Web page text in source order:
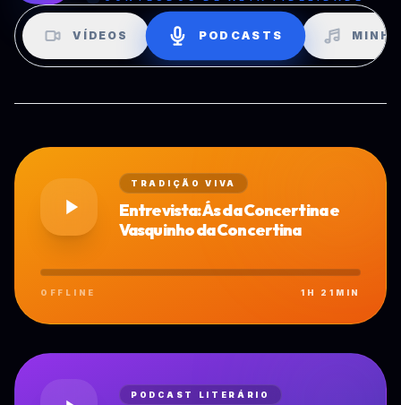
VÍDEOS PODCASTS
TRADIÇÃO VIVA
Entrevista: Ás da Concertina e
Vasquinho da Concertina
OFFLINE 1H 21MIN
PODCAST LITERÁRIO